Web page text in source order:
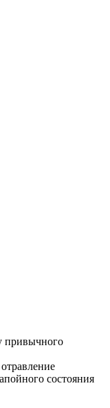
привычного
состояния